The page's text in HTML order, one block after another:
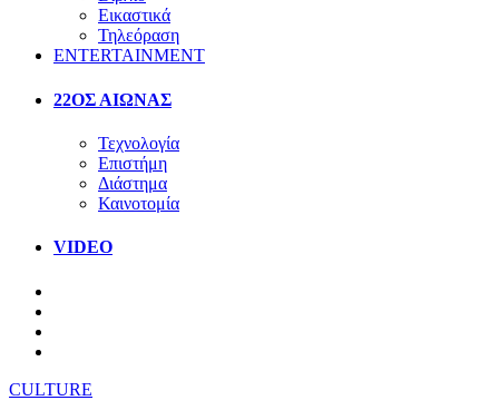
Εικαστικά
Τηλεόραση
ENTERTAINMENT
22ΟΣ ΑΙΩΝΑΣ
Τεχνολογία
Επιστήμη
Διάστημα
Καινοτομία
VIDEO
CULTURE